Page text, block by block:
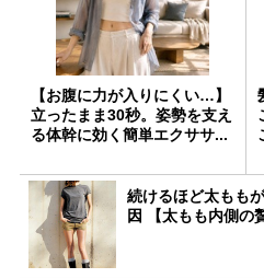
【お腹に力が入りにくい…】
立ったまま30秒。姿勢を支え
る体幹に効く簡単エクササ...
続けるほど太もも
因 【太もも内側の